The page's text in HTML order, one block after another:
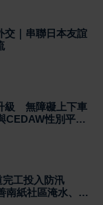
交｜串聯日本友誼
級 無障礙上下車
CEDAW性別平等
完工投入防汛
南紙社區淹水、分